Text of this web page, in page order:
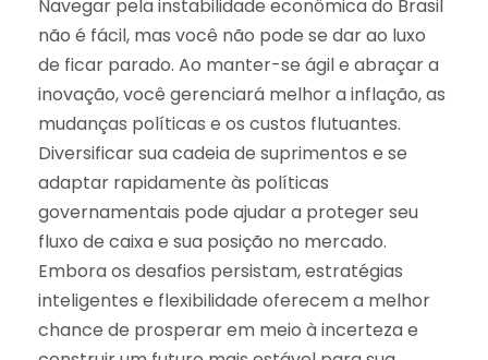
Navegar pela instabilidade econômica do Brasil
não é fácil, mas você não pode se dar ao luxo
de ficar parado. Ao manter-se ágil e abraçar a
inovação, você gerenciará melhor a inflação, as
mudanças políticas e os custos flutuantes.
Diversificar sua cadeia de suprimentos e se
adaptar rapidamente às políticas
governamentais pode ajudar a proteger seu
fluxo de caixa e sua posição no mercado.
Embora os desafios persistam, estratégias
inteligentes e flexibilidade oferecem a melhor
chance de prosperar em meio à incerteza e